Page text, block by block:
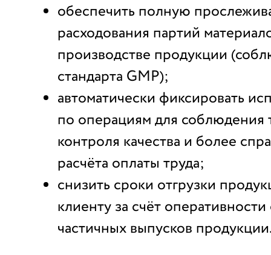
обеспечить полную
расходования партий
производстве продукции
стандарта GMP);
автоматически фиксировать
по операциям для соблюдения
контроля качества и более
расчёта оплаты труда;
снизить сроки отгрузки
клиенту за счёт
частичных выпусков